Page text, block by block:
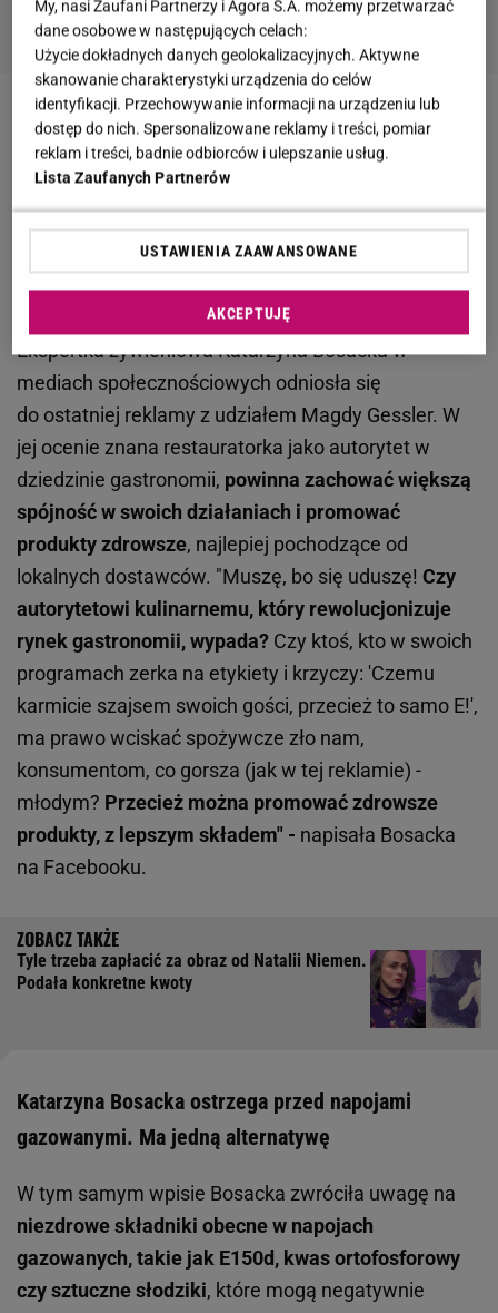
Zobacz wideo Moran wspomina pierwsze spotkanie
z Gessler. Z taką propozycją do niego wyskoczyła!
Katarzyna Bosacka krytykuje Magdę Gessler za
reklamę napoju gazowanego. "Czy autorytetowi
kulinarnemu wypada?"
Ekspertka żywieniowa Katarzyna Bosacka w
mediach społecznościowych odniosła się
do ostatniej reklamy z udziałem Magdy Gessler. W
jej ocenie znana restauratorka jako autorytet w
dziedzinie gastronomii, powinna zachować większą
spójność w swoich działaniach i promować
produkty zdrowsze, najlepiej pochodzące od
lokalnych dostawców. "Muszę, bo się uduszę! Czy
autorytetowi kulinarnemu, który rewolucjonizuje
rynek gastronomii, wypada? Czy ktoś, kto w swoich
programach zerka na etykiety i krzyczy: 'Czemu
karmicie szajsem swoich gości, przecież to samo E!',
ma prawo wciskać spożywcze zło nam,
konsumentom, co gorsza (jak w tej reklamie) -
młodym? Przecież można promować zdrowsze
produkty, z lepszym składem" - napisała Bosacka
na Facebooku.
Tyle trzeba zapłacić za obraz od Natalii Niemen.
Podała konkretne kwoty
Katarzyna Bosacka ostrzega przed napojami
gazowanymi. Ma jedną alternatywę
W tym samym wpisie Bosacka zwróciła uwagę na
niezdrowe składniki obecne w napojach
gazowanych, takie jak E150d, kwas ortofosforowy
czy sztuczne słodziki, które mogą negatywnie
My, nasi Zaufani Partnerzy i Agora S.A. możemy przetwarzać
dane osobowe w następujących celach:
Użycie dokładnych danych geolokalizacyjnych. Aktywne
skanowanie charakterystyki urządzenia do celów
identyfikacji. Przechowywanie informacji na urządzeniu lub
dostęp do nich. Spersonalizowane reklamy i treści, pomiar
reklam i treści, badnie odbiorców i ulepszanie usług.
Lista Zaufanych Partnerów
USTAWIENIA ZAAWANSOWANE
AKCEPTUJĘ